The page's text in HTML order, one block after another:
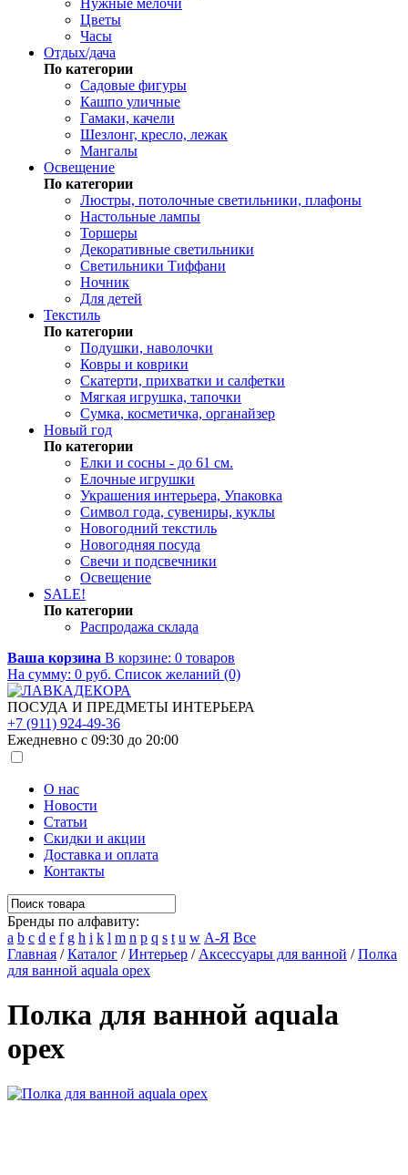
Нужные мелочи
Цветы
Часы
Отдых/дача
По категории
Садовые фигуры
Кашпо уличные
Гамаки, качели
Шезлонг, кресло, лежак
Мангалы
Освещение
По категории
Люстры, потолочные светильники, плафоны
Настольные лампы
Торшеры
Декоративные светильники
Светильники Тиффани
Ночник
Для детей
Текстиль
По категории
Подушки, наволочки
Ковры и коврики
Скатерти, прихватки и салфетки
Мягкая игрушка, тапочки
Сумка, косметичка, органайзер
Новый год
По категории
Елки и сосны - до 61 см.
Елочные игрушки
Украшения интерьера, Упаковка
Символ года, сувениры, куклы
Новогодний текстиль
Новогодняя посуда
Свечи и подсвечники
Освещение
SALE!
По категории
Распродажа склада
Ваша корзина В корзине: 0 товаров
На сумму: 0 руб. Список желаний (0)
ПОСУДА И ПРЕДМЕТЫ ИНТЕРЬЕРА
+7 (911) 924-49-36
Ежедневно с 09:30 до 20:00
О нас
Новости
Статьи
Скидки и акции
Доставка и оплата
Контакты
Бренды по алфавиту:
a b c d e f g h i k l m n p q s t u w А-Я Все
Главная /Каталог /Интерьер / Аксессуары для ванной /Полка
для ванной aquala орех
Полка для ванной aquala
орех